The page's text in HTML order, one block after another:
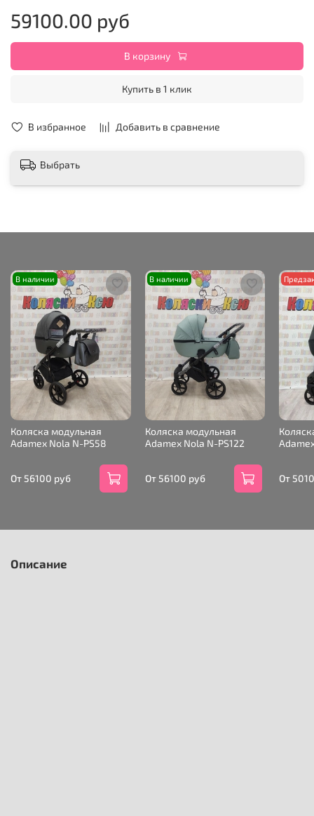
В избранное Добавить в сравнение
59100.00 руб
В корзину
Купить в 1 клик
Выбрать
В наличии
Коляска модульная
Adamex Nola N-PS58
От 56100 руб
В наличии
Коляска модульная
Adamex Nola N-PS122
От 56100 руб От
Описание